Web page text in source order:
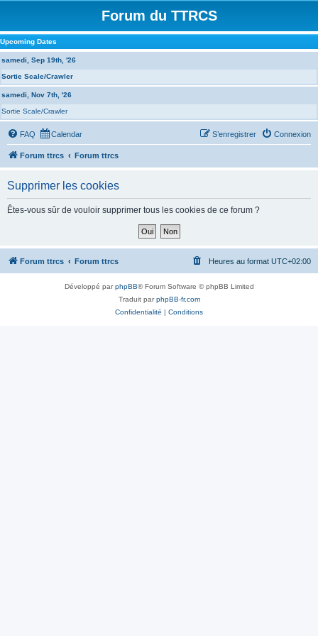
Forum du TTRCS
Upcoming Dates
samedi, Sep 19th, '26
Sortie Scale/Crawler
samedi, Nov 7th, '26
Sortie Scale/Crawler
FAQ Calendar Connexion
S’enregistrer
Forum ttrcs Forum ttrcs
Supprimer les cookies
Êtes-vous sûr de vouloir supprimer tous les cookies de ce forum ?
Forum ttrcs Forum ttrcs Heures au format UTC+02:00
Développé parphpBB® Forum Software © phpBB Limited
Traduit parphpBB-fr.com
Confidentialité | Conditions